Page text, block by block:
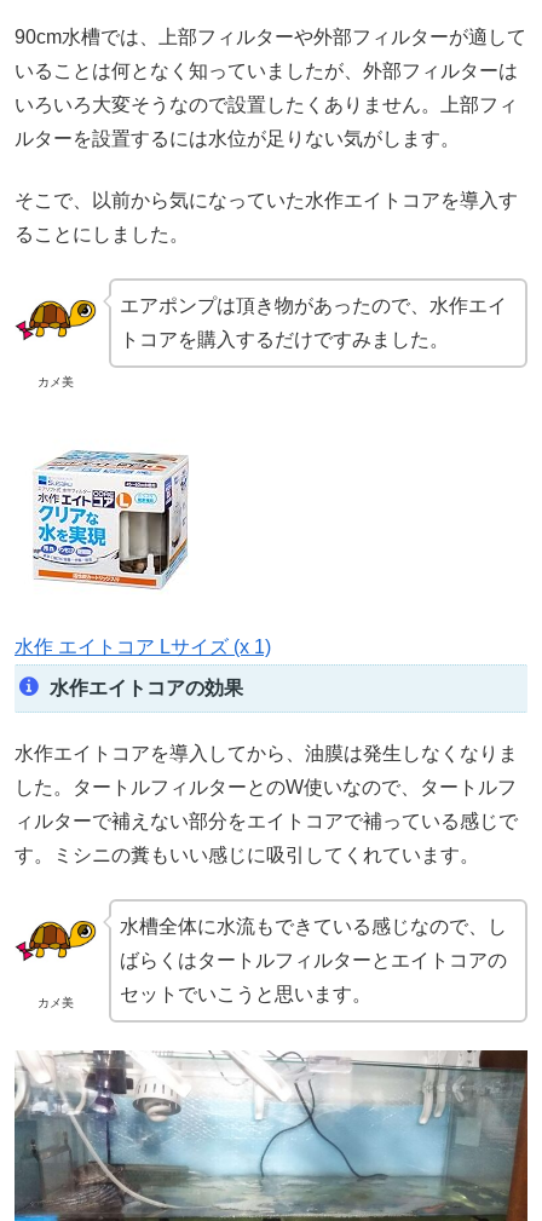
90cm水槽では、上部フィルターや外部フィルターが適して
いることは何となく知っていましたが、外部フィルターは
いろいろ大変そうなので設置したくありません。上部フィ
ルターを設置するには水位が足りない気がします。
そこで、以前から気になっていた水作エイトコアを導入す
ることにしました。
カメ美
エアポンプは頂き物があったので、水作エイ
トコアを購入するだけですみました。
水作 エイトコア Lサイズ (x 1)
水作エイトコアの効果
水作エイトコアを導入してから、油膜は発生しなくなりま
した。タートルフィルターとのW使いなので、タートルフ
ィルターで補えない部分をエイトコアで補っている感じで
す。ミシニの糞もいい感じに吸引してくれています。
カメ美
水槽全体に水流もできている感じなので、し
ばらくはタートルフィルターとエイトコアの
セットでいこうと思います。